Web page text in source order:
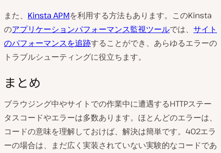
また、 Kinsta APMを利用する方法もあります。このKinsta
のアプリケーションパフォーマンス監視ツールでは、 サイト
のパフォーマンスを追跡することができ、あらゆるエラーの
トラブルシューティングに役立ちます。
まとめ
ブラウジング中やサイトでの作業中に遭遇するHTTPステー
タスコードやエラーは多数あります。ほとんどのエラーは、
コードの意味を理解しておけば、解決は簡単です。402エラ
ーの場合は、まだ広く実装されていない実験的なコードであ